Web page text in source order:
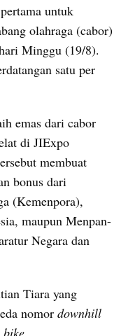
untuk
olahraga (cabor)
Minggu (19/8).
satu per
emas dari cabor
di JIExpo
membuat
bonus dari
(Kemenpora),
maupun Menpan-
Negara dan
Tiara yang
nomor downhill
bike.